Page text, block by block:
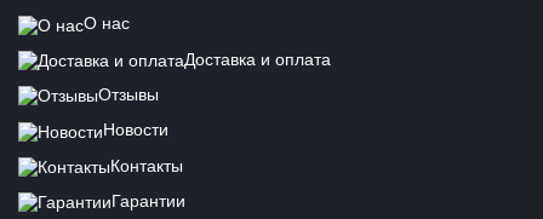
О нас
Доставка и оплата
Отзывы
Новости
Контакты
Гарантии